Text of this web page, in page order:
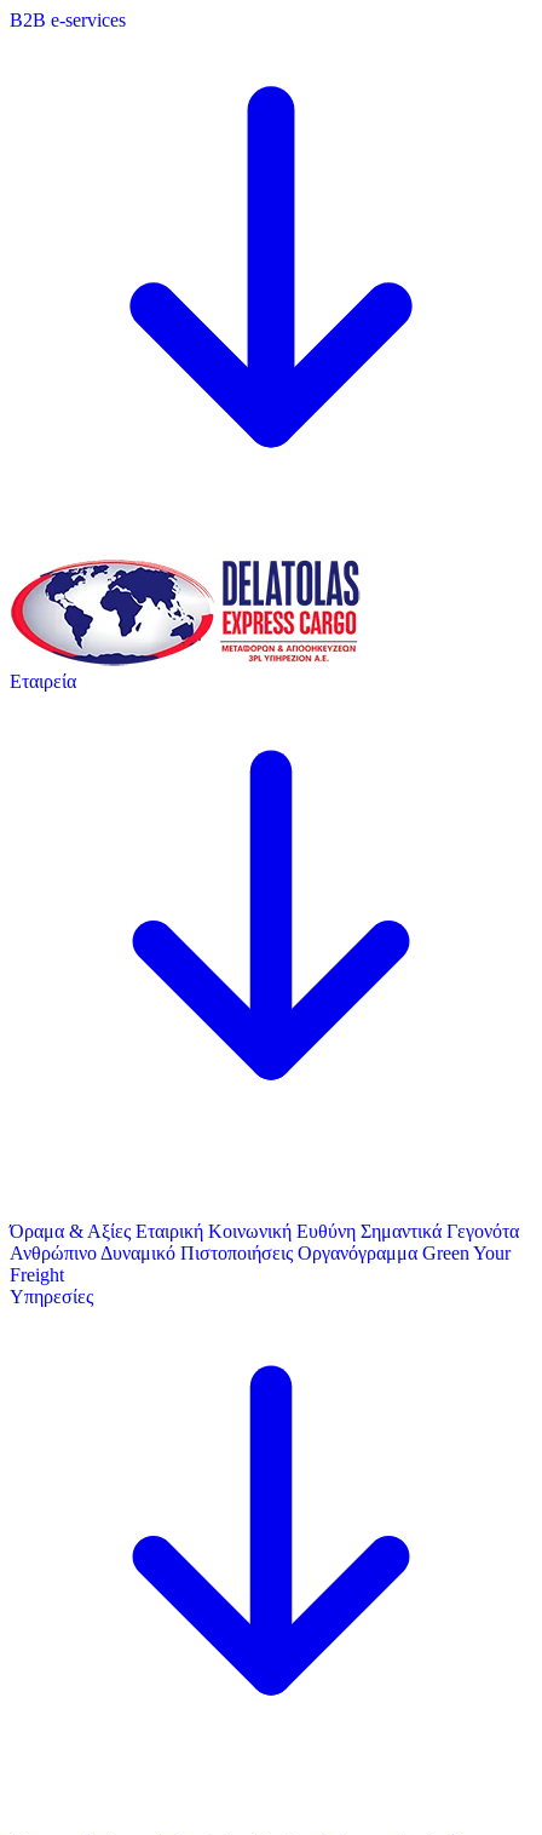
B2B e-services
Εταιρεία
Όραμα & Αξίες Εταιρική Κοινωνική Ευθύνη Σημαντικά Γεγονότα
Ανθρώπινο Δυναμικό Πιστοποιήσεις Οργανόγραμμα Green Your
Freight
Υπηρεσίες